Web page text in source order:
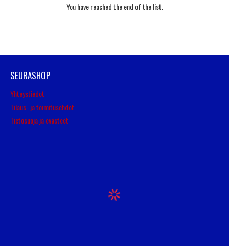
You have reached the end of the list.
SEURASHOP
Yhteystiedot
Tilaus- ja toimitusehdot
Tietosuoja ja evästeet